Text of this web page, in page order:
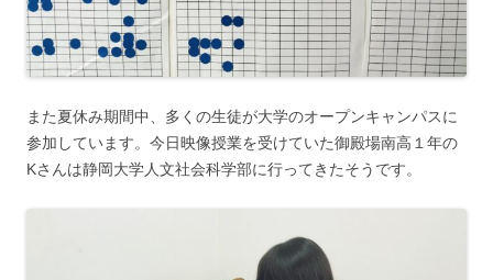
また夏休み期間中、多くの生徒が大学のオープンキャンパスに
参加しています。今日映像授業を受けていた御殿場南高１年の
Kさんは静岡大学人文社会科学部に行ってきたそうです。